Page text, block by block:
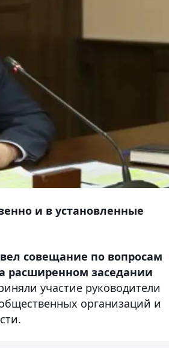
и в установленные
совещание по вопросам
расширенном заседании
участие руководители
организаций и